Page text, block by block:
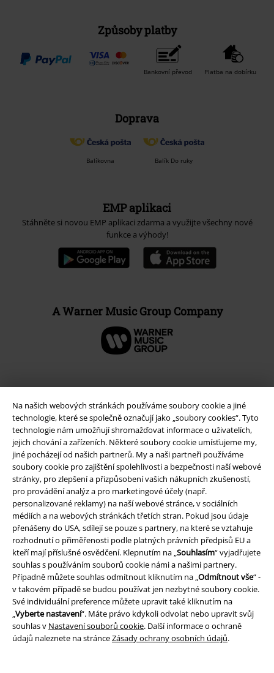
Na našich webových stránkách používáme soubory cookie a jiné
technologie, které se společně označují jako „soubory cookies“. Tyto
technologie nám umožňují shromažďovat informace o uživatelích,
jejich chování a zařízeních. Některé soubory cookie umísťujeme my,
jiné pocházejí od našich partnerů. My a naši partneři používáme
soubory cookie pro zajištění spolehlivosti a bezpečnosti naší webové
stránky, pro zlepšení a přizpůsobení vašich nákupních zkušeností,
pro provádění analýz a pro marketingové účely (např.
personalizované reklamy) na naší webové stránce, v sociálních
médiích a na webových stránkách třetích stran. Pokud jsou údaje
přenášeny do USA, sdílejí se pouze s partnery, na které se vztahuje
rozhodnutí o přiměřenosti podle platných právních předpisů EU a
kteří mají příslušné osvědčení. Klepnutím na „Souhlasím“ vyjadřujete
souhlas s používáním souborů cookie námi a našimi partnery.
Případně můžete souhlas odmítnout kliknutím na „Odmítnout vše“ -
v takovém případě se budou používat jen nezbytné soubory cookie.
Své individuální preference můžete upravit také kliknutím na
„Vyberte nastavení“. Máte právo kdykoli odvolat nebo upravit svůj
souhlas v Nastavení souborů cookie. Další informace o ochraně
údajů naleznete na stránceZásady ochrany osobních údajů.
Způsoby platby
Bankovní převod Platba na dobírku
Doprava
Balíkovna Balík Do ruky
EMP aplikaci
Stáhněte si novou EMP aplikaci zdarma a využijte všechny nové
funkce a výhody!
A Warner Music Group Company
Právní informace
Podmínky
Prohlášení
Ochrana osobních údajů
Likvidace odpadu a ochrana životního prostředí
Prohlášení o shodě